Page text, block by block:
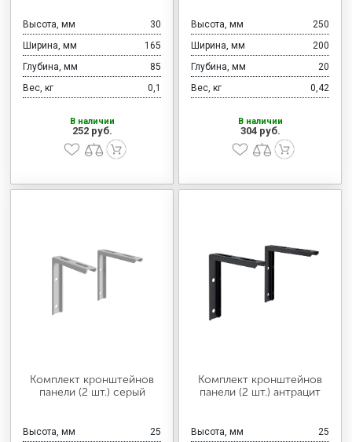
Высота, мм
30
Ширина, мм
165
Глубина, мм
85
Вес, кг
0,1
В наличии
252 руб.
Высота, мм
250
Ширина, мм
200
Глубина, мм
20
Вес, кг
0,42
В наличии
304 руб.
Комплект кронштейнов
панели (2 шт.) серый
Высота, мм 25
Комплект кронштейнов
панели (2 шт.) антрацит
Высота, мм 25